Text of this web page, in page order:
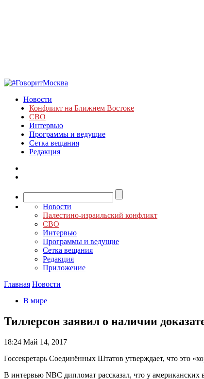
Новости
Конфликт на Ближнем Востоке
СВО
Интервью
Программы и ведущие
Сетка вещания
Редакция
Новости
Палестино-израильский конфликт
СВО
Интервью
Программы и ведущие
Сетка вещания
Редакция
Приложение
Главная Новости
В мире
Тиллерсон заявил о наличии
18:24 Май 14, 2017
Госсекретарь Соединённых Штатов утверждает, что это
В интервью NBC дипломат рассказал, что у